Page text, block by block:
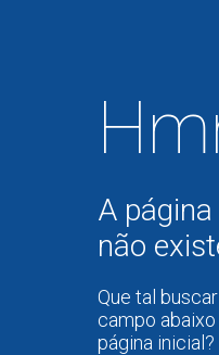
A
não
Que tal
campo
página inicial?